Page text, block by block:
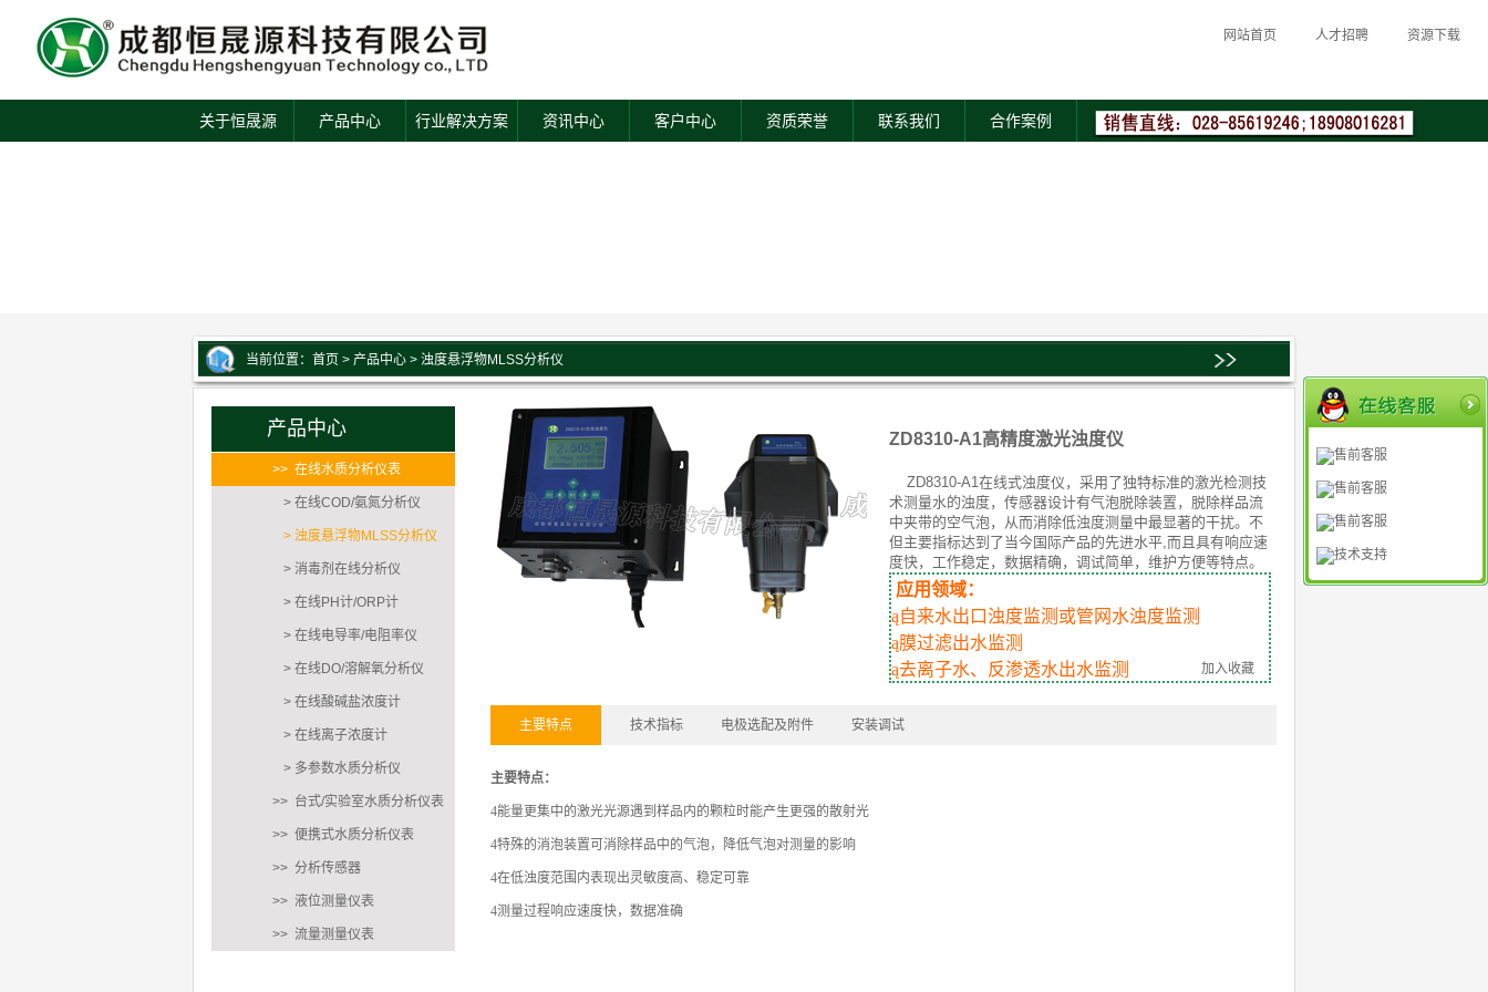
网站首页 人才招聘 资源下载
关于恒晟源 产品中心 行业解决方案 资讯中心 客户中心 资质荣誉 联系我们 合作案例
当前位置： 首页 > 产品中心 > 浊度悬浮物MLSS分析仪
产品中心
>> 在线水质分析仪表
> 在线COD/氨氮分析仪
> 浊度悬浮物MLSS分析仪
> 消毒剂在线分析仪
> 在线PH计/ORP计
> 在线电导率/电阻率仪
> 在线DO/溶解氧分析仪
> 在线酸碱盐浓度计
> 在线离子浓度计
> 多参数水质分析仪
>> 台式/实验室水质分析仪表
>> 便携式水质分析仪表
>> 分析传感器
>> 液位测量仪表
>> 流量测量仪表
ZD8310-A1高精度激光浊度仪
ZD8310-A1在线式浊度仪，采用了独特标准的激光检测技
术测量水的浊度，传感器设计有气泡脱除装置，脱除样品流
中夹带的空气泡，从而消除低浊度测量中最显著的干扰。不
但主要指标达到了当今国际产品的先进水平,而且具有响应速
度快，工作稳定，数据精确，调试简单，维护方便等特点。
应用领域：
ą自来水出口浊度监测或管网水浊度监测
ą膜过滤出水监测
ą去离子水、反渗透水出水监测 加入收藏
主要特点 技术指标 电极选配及附件 安装调试
主要特点：
4能量更集中的激光光源遇到样品内的颗粒时能产生更强的散射光
4特殊的消泡装置可消除样品中的气泡，降低气泡对测量的影响
4在低浊度范围内表现出灵敏度高、稳定可靠
4测量过程响应速度快，数据准确
售前客服
售前客服
售前客服
技术支持